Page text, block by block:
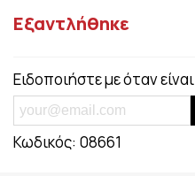
Εξαντλήθηκε
Ειδοποιήστε με όταν
Κωδικός: 08661